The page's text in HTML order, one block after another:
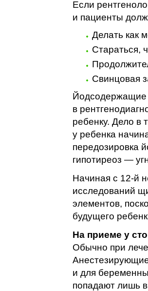
Если
и пациенты
Делать как
Стараться,
Свинцовая
Йодсодержащие
в
ребенку. Дело в
у ребенка
передозировка
гипотиреоз —
Начиная с 12-й
исследований
элементов,
будущего
На приеме у
Обычно при
и для
попадают лишь